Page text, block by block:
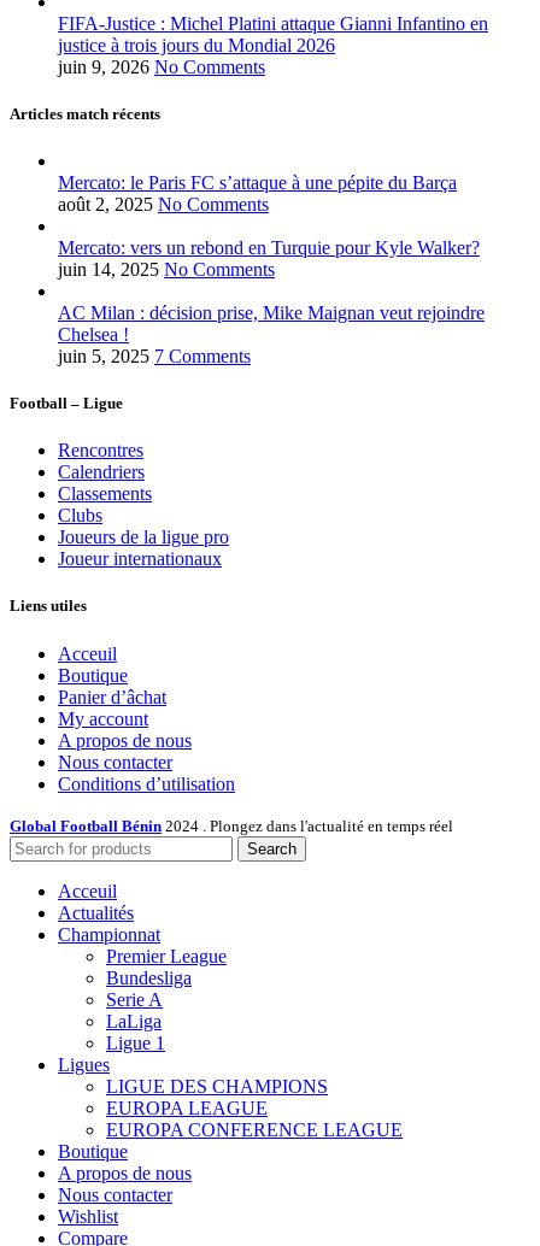
FIFA-Justice : Michel Platini attaque Gianni Infantino en
justice à trois jours du Mondial 2026
juin 9, 2026 No Comments
Articles match récents
Mercato: le Paris FC s’attaque à une pépite du Barça
août 2, 2025 No Comments
Mercato: vers un rebond en Turquie pour Kyle Walker?
juin 14, 2025 No Comments
AC Milan : décision prise, Mike Maignan veut rejoindre
Chelsea !
juin 5, 2025 7 Comments
Football – Ligue
Rencontres
Calendriers
Classements
Clubs
Joueurs de la ligue pro
Joueur internationaux
Liens utiles
Acceuil
Boutique
Panier d’âchat
My account
A propos de nous
Nous contacter
Conditions d’utilisation
Global Football Bénin 2024 . Plongez dans l'actualité en temps réel
Search
Acceuil
Actualités
Championnat
Premier League
Bundesliga
Serie A
LaLiga
Ligue 1
Ligues
LIGUE DES CHAMPIONS
EUROPA LEAGUE
EUROPA CONFERENCE LEAGUE
Boutique
A propos de nous
Nous contacter
Wishlist
Compare